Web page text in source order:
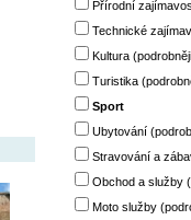
Přírodní
Technické
Kultura (podrobněji
Turistika
Sport
Ubytování
Stravování a
Obchod a služby
Moto služby